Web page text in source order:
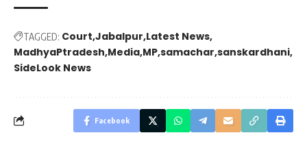
TAGGED: Court Jabalpur Latest News
MadhyaPtradesh Media MP samachar sanskardhani
SideLook News
Facebook